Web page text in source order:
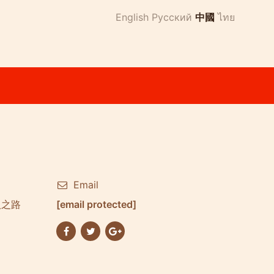
English Русский 中國 ไทย
路
Email
[email protected]